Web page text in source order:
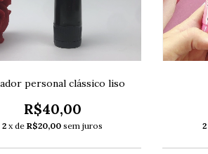
personal clássico liso
R$40,00
2 x de R$20,00 sem juros 2